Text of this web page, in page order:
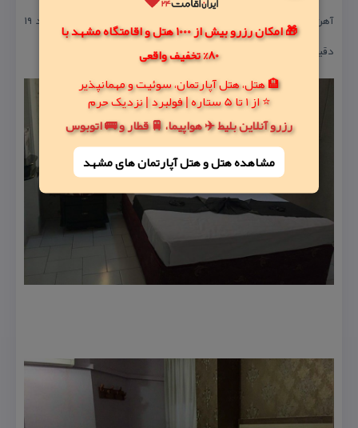
🎁 امکان رزرو بیش از 1000 هتل و اقامتگاه مشهد با
80% تخفیف واقعی
🏨 هتل، هتل آپارتمان، سوئیت و مهمانپذیر
⭐ از 1 تا 5 ستاره | فولبرد | نزدیک حرم
رزرو آنلاین بلیط ✈️ هواپیما، 🚆 قطار و 🚌 اتوبوس
مشاهده هتل و هتل‌ آپارتمان های مشهد
آهن شهر مشهد ۱۶ دقیقه با ماشین و از مركز خرید الماس شرق مشهد ۱۹
دقیقه با ماشین فاصله دارد.